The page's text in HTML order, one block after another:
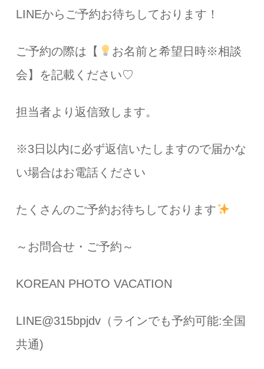
LINEからご予約お待ちしております！
ご予約の際は【
お名前と希望日時※相談
会】を記載ください♡
担当者より返信致します。
※3日以内に必ず返信いたしますので届かな
い場合はお電話ください
たくさんのご予約お待ちしております
～お問合せ・ご予約～
KOREAN PHOTO VACATION
LINE@315bpjdv（ラインでも予約可能:全国
共通)